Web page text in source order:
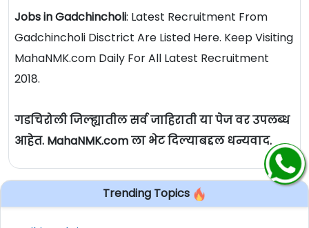
Jobs in Gadchincholi: Latest Recruitment From
Gadchincholi Disctrict Are Listed Here. Keep Visiting
MahaNMK.com Daily For All Latest Recruitment
2018.
गडचिरोली जिल्ह्यातील सर्व जाहिराती या पेज वर उपलब्ध
आहेत. MahaNMK.com ला भेट दिल्याबद्दल धन्यवाद.
Trending Topics